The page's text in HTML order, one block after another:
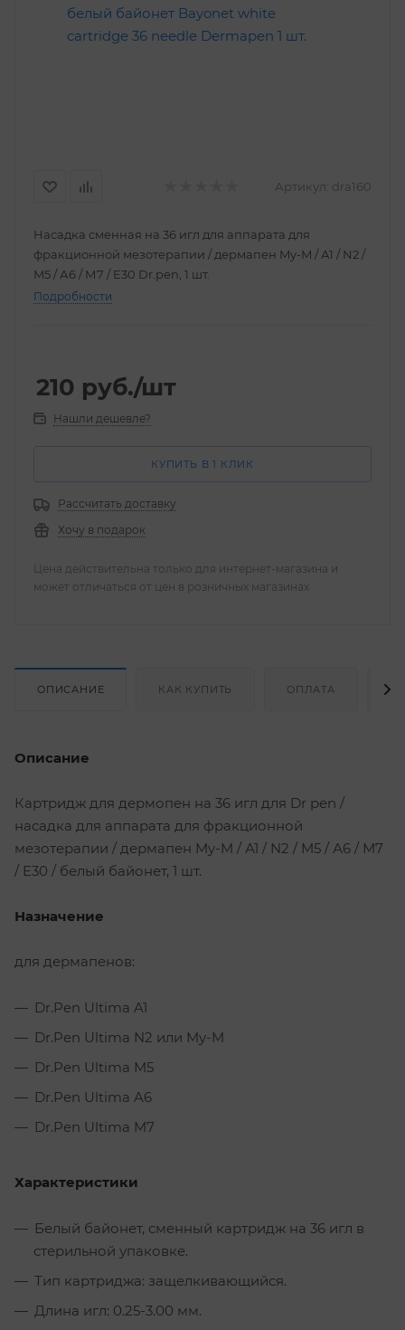
Артикул: dra160
Насадка сменная на 36 игл для аппарата для
фракционной мезотерапии / дермапен My-M / А1 / N2 /
M5 / А6 / М7 / E30 Dr.pen, 1 шт.
Подробности
210 руб./шт
Нашли дешевле?
КУПИТЬ В 1 КЛИК
Рассчитать доставку
Хочу в подарок
Цена действительна только для интернет-магазина и
может отличаться от цен в розничных магазинах
ОПИСАНИЕ КАК КУПИТЬ ОПЛАТА
Описание
Картридж для дермопен на 36 игл для Dr pen /
насадка для аппарата для фракционной
мезотерапии / дермапен My-M / А1 / N2 / M5 / А6 / М7
/ E30 / белый байонет, 1 шт.
Назначение
для дермапенов:
Dr.Pen Ultima A1
Dr.Pen Ultima N2 или My-M
Dr.Pen Ultima M5
Dr.Pen Ultima A6
Dr.Pen Ultima M7
Характеристики
Белый байонет, сменный картридж на 36 игл в
стерильной упаковке.
Тип картриджа: защелкивающийся.
Длина игл: 0.25-3.00 мм.